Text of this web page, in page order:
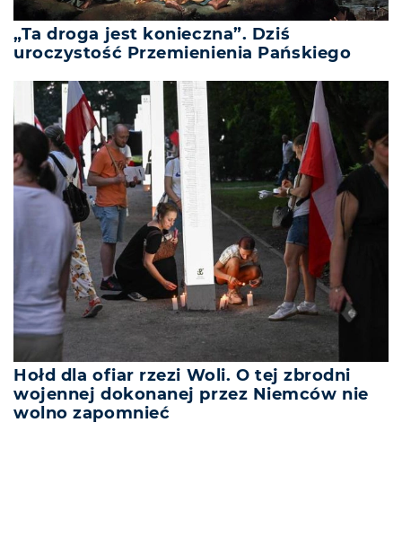
„Ta droga jest konieczna”. Dziś
uroczystość Przemienienia Pańskiego
Hołd dla ofiar rzezi Woli. O tej zbrodni
wojennej dokonanej przez Niemców nie
wolno zapomnieć